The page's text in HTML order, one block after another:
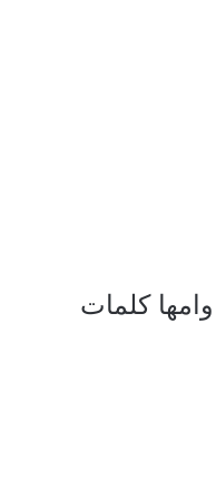
وامها كلمات